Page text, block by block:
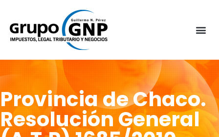
Provincia de Chaco.
Resolución General